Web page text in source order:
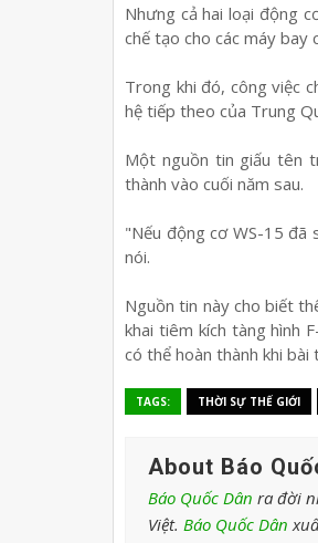
Nhưng cả hai loại động
chế tạo cho các máy bay
Trong khi đó, công việc
hệ tiếp theo của Trung
Một nguồn tin giấu tên
thành vào cuối năm sau.
"Nếu động cơ WS-15 đã
nói.
Nguồn tin này cho biết
khai tiêm kích tàng hình
có thể hoàn thành khi
TAGS: THỜI SỰ THẾ GIỚI
About Báo
Báo Quốc Dân ra đời
Việt. Báo Quốc Dân